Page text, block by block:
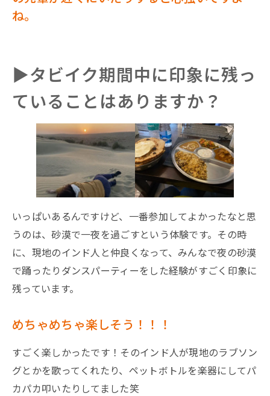
ね。
▶︎タビイク期間中に印象に残っ
ていることはありますか？
いっぱいあるんですけど、一番参加してよかったなと思
うのは、砂漠で一夜を過ごすという体験です。その時
に、現地のインド人と仲良くなって、みんなで夜の砂漠
で踊ったりダンスパーティーをした経験がすごく印象に
残っています。
めちゃめちゃ楽しそう！！！
すごく楽しかったです！そのインド人が現地のラブソン
グとかを歌ってくれたり、ペットボトルを楽器にしてパ
カパカ叩いたりしてました笑